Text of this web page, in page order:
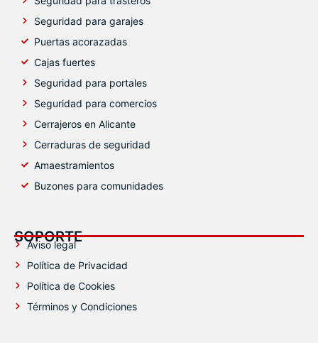
Seguridad para garajes
Puertas acorazadas
Cajas fuertes
Seguridad para portales
Seguridad para comercios
Cerrajeros en Alicante
Cerraduras de seguridad
Amaestramientos
Buzones para comunidades
SOPORTE
Aviso legal
Política de Privacidad
Política de Cookies
Términos y Condiciones